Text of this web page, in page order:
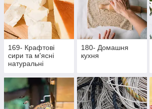
169- Крафтові
сири та м'ясні
натуральні
180- Домашня
кухня